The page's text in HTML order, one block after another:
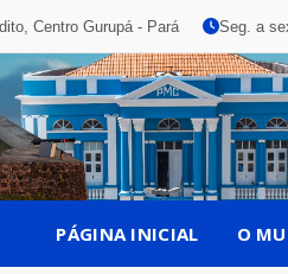
Centro Gurupá - Pará Seg. a
PÁGINA INICIAL O